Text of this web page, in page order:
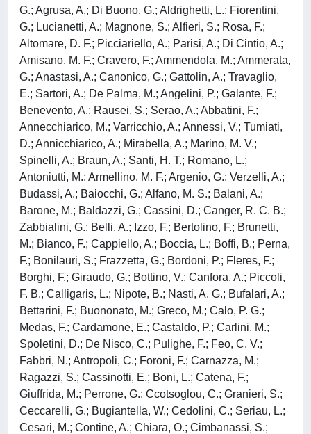
G.; Agrusa, A.; Di Buono, G.; Aldrighetti, L.; Fiorentini,
G.; Lucianetti, A.; Magnone, S.; Alfieri, S.; Rosa, F.;
Altomare, D. F.; Picciariello, A.; Parisi, A.; Di Cintio, A.;
Amisano, M. F.; Cravero, F.; Ammendola, M.; Ammerata,
G.; Anastasi, A.; Canonico, G.; Gattolin, A.; Travaglio,
E.; Sartori, A.; De Palma, M.; Angelini, P.; Galante, F.;
Benevento, A.; Rausei, S.; Serao, A.; Abbatini, F.;
Annecchiarico, M.; Varricchio, A.; Annessi, V.; Tumiati,
D.; Annicchiarico, A.; Mirabella, A.; Marino, M. V.;
Spinelli, A.; Braun, A.; Santi, H. T.; Romano, L.;
Antoniutti, M.; Armellino, M. F.; Argenio, G.; Verzelli, A.;
Budassi, A.; Baiocchi, G.; Alfano, M. S.; Balani, A.;
Barone, M.; Baldazzi, G.; Cassini, D.; Canger, R. C. B.;
Zabbialini, G.; Belli, A.; Izzo, F.; Bertolino, F.; Brunetti,
M.; Bianco, F.; Cappiello, A.; Boccia, L.; Boffi, B.; Perna,
F.; Bonilauri, S.; Frazzetta, G.; Bordoni, P.; Fleres, F.;
Borghi, F.; Giraudo, G.; Bottino, V.; Canfora, A.; Piccoli,
F. B.; Calligaris, L.; Nipote, B.; Nasti, A. G.; Bufalari, A.;
Bettarini, F.; Buononato, M.; Greco, M.; Calo, P. G.;
Medas, F.; Cardamone, E.; Castaldo, P.; Carlini, M.;
Spoletini, D.; De Nisco, C.; Pulighe, F.; Feo, C. V.;
Fabbri, N.; Antropoli, C.; Foroni, F.; Carnazza, M.;
Ragazzi, S.; Cassinotti, E.; Boni, L.; Catena, F.;
Giuffrida, M.; Perrone, G.; Ccotsoglou, C.; Granieri, S.;
Ceccarelli, G.; Bugiantella, W.; Cedolini, C.; Seriau, L.;
Cesari, M.; Contine, A.; Chiara, O.; Cimbanassi, S.;